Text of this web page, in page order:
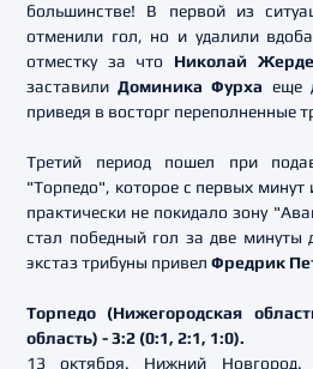
большинстве! В первой из
отменили гол, но и удалили
отместку за что Николай
заставилиДоминика Фурха еще
приведя в восторг переполненные
Третий период пошел при
"Торпедо", которое с первых
практически не покидало зону
стал победный гол за две
экстаз трибуны привел Фредрик
Торпедо (Нижегородская
область) - 3:2 (0:1, 2:1, 1:0).
13 октября. Нижний